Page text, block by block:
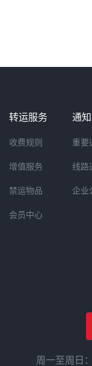
转运服务
收费规则
增值服务
禁运物品
会员中心
通
重要
线路
企业
周一至周日